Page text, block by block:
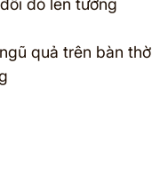
đỏ lên tường
quả trên bàn thờ